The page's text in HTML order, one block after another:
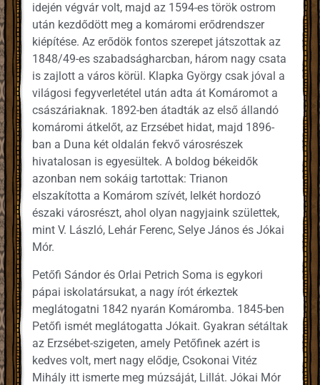
idején végvár volt, majd az 1594-es török ostrom
után kezdődött meg a komáromi erődrendszer
kiépítése. Az erődök fontos szerepet játszottak az
1848/49-es szabadságharcban, három nagy csata
is zajlott a város körül. Klapka György csak jóval a
világosi fegyverletétel után adta át Komáromot a
császáriaknak. 1892-ben átadták az első állandó
komáromi átkelőt, az Erzsébet hidat, majd 1896-
ban a Duna két oldalán fekvő városrészek
hivatalosan is egyesültek. A boldog békeidők
azonban nem sokáig tartottak: Trianon
elszakította a Komárom szívét, lelkét hordozó
északi városrészt, ahol olyan nagyjaink születtek,
mint V. László, Lehár Ferenc, Selye János és Jókai
Mór.
Petőfi Sándor és Orlai Petrich Soma is egykori
pápai iskolatársukat, a nagy írót érkeztek
meglátogatni 1842 nyarán Komáromba. 1845-ben
Petőfi ismét meglátogatta Jókait. Gyakran sétáltak
az Erzsébet-szigeten, amely Petőfinek azért is
kedves volt, mert nagy elődje, Csokonai Vitéz
Mihály itt ismerte meg múzsáját, Lillát. Jókai Mór